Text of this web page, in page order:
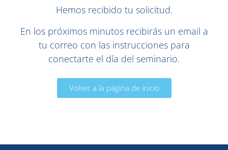
Hemos recibido tu solicitud.
En los próximos minutos recibirás un email a
tu correo con las instrucciones para
conectarte el día del seminario.
Volver a la página de inicio